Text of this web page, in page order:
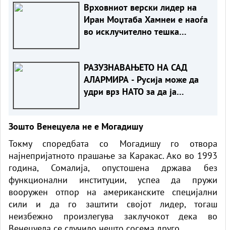
Врховниот верски лидер на
Иран Моџтаба Хамнеи е наоѓа
во исклучително тешка
РАЗУЗНАВАЊЕТО НА САД
АЛАРМИРА - Русија може да
удри врз НАТО за да ја
Зошто Венецуела не е Могадишу
Токму споредбата со Могадишу го отвора
најнепријатното прашање за Каракас. Ако во 1993
година, Сомалија, опустошена држава без
функционални институции, успеа да пружи
вооружен отпор на американските специјални
сили и да го заштити својот лидер, тогаш
неизбежно произлегува заклучокот дека во